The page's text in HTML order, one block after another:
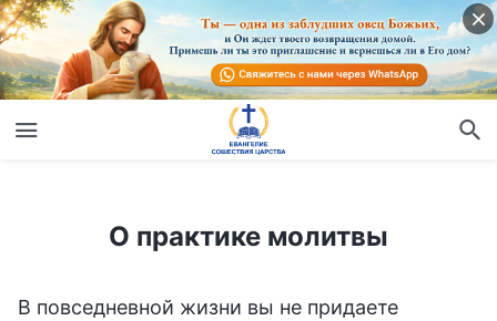
О практике молитвы
В повседневной жизни вы не придаете